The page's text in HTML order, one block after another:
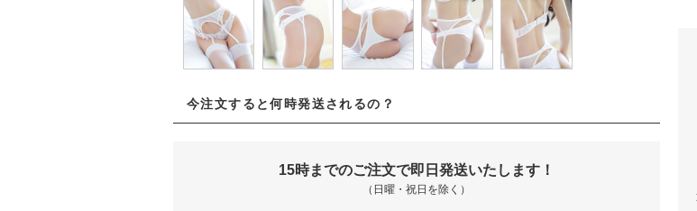
今注文すると何時発送されるの？
15時までのご注文で即日発送いたします！
（日曜・祝日を除く）